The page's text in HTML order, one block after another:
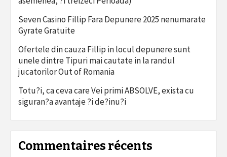
Seven Casino Fillip Fara Depunere 2025 nenumarate
Gyrate Gratuite
Ofertele din cauza Fillip in locul depunere sunt
unele dintre Tipuri mai cautate in la randul
jucatorilor Out of Romania
Totu?i, ca ceva care Vei primi ABSOLVE, exista cu
siguran?a avantaje ?i de?inu?i
Commentaires récents